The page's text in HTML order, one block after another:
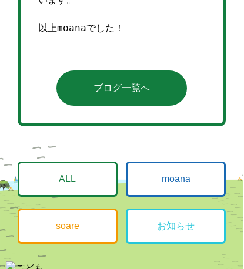
以上moanaでした！
ブログ一覧へ
ALL moana
soare お知らせ